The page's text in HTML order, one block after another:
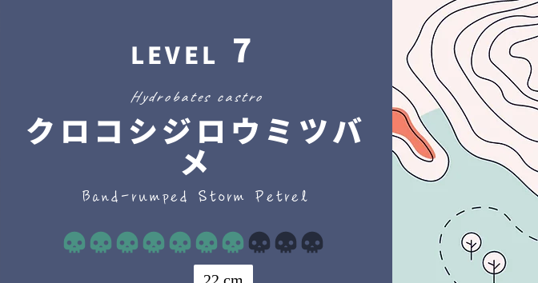
7
LEVEL
Hydrobates castro
クロコシジロウミツバ
メ
Band-rumped Storm Petrel
平均評価 5 /5 平均評価 2 /5